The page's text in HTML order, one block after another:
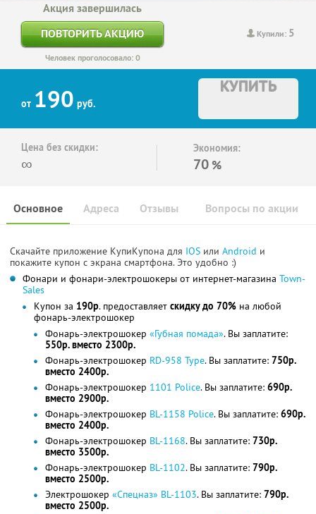
Купили: 5
Акция завершилась
ПОВТОРИТЬ АКЦИЮ
Человек проголосовало: 0
от 190 руб.
КУПИТЬ
Цена без скидки:
∞
Экономия:
70 %
Основное Отзывы Вопросы по акции
Адреса
Скачайте приложение КупиКупона для IOS или Android и
покажите купон с экрана смартфона. Это удобно :)
Фонари и фонари-электрошокеры от интернет-магазина Town-
Sales
Купон за 190р. предоставляет скидку до 70% на любой
фонарь-электрошокер
Фонарь-электрошокер «Губная помада». Вы заплатите:
550р. вместо 2300р.
Фонарь-электрошокер RD-958 Type. Вы заплатите: 750р.
вместо 2400р.
Фонарь-электрошокер 1101 Police. Вы заплатите: 690р.
вместо 2900р.
Фонарь-электрошокер BL-1158 Police. Вы заплатите: 690р.
вместо 2400р.
Фонарь-электрошокер BL-1168. Вы заплатите: 730р.
вместо 3500р.
Фонарь-электрошокер BL-1102. Вы заплатите: 790р.
вместо 2500р.
Электрошокер «Спецназ» BL-1103. Вы заплатите: 790р.
вместо 2500р.